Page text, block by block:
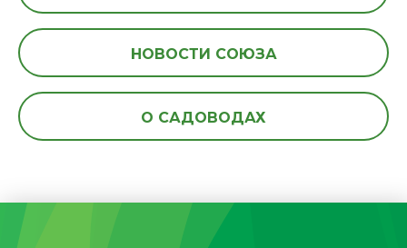
НОВОСТИ СОЮЗА
О САДОВОДАХ